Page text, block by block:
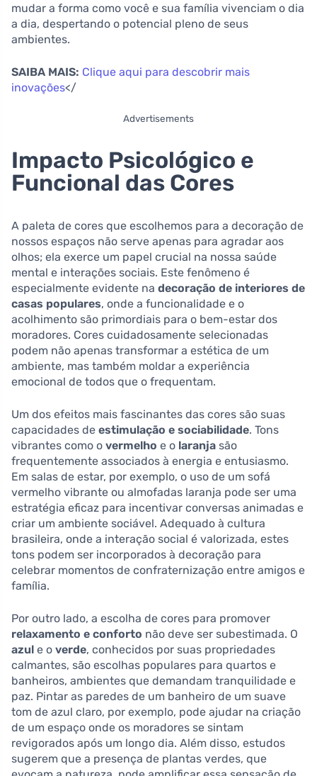
mudar a forma como você e sua família vivenciam o dia
a dia, despertando o potencial pleno de seus
ambientes.
SAIBA MAIS: Clique aqui para descobrir mais
inovações</
Advertisements
Impacto Psicológico e
Funcional das Cores
A paleta de cores que escolhemos para a decoração de
nossos espaços não serve apenas para agradar aos
olhos; ela exerce um papel crucial na nossa saúde
mental e interações sociais. Este fenômeno é
especialmente evidente na decoração de interiores de
casas populares, onde a funcionalidade e o
acolhimento são primordiais para o bem-estar dos
moradores. Cores cuidadosamente selecionadas
podem não apenas transformar a estética de um
ambiente, mas também moldar a experiência
emocional de todos que o frequentam.
Um dos efeitos mais fascinantes das cores são suas
capacidades de estimulação e sociabilidade. Tons
vibrantes como o vermelho e o laranja são
frequentemente associados à energia e entusiasmo.
Em salas de estar, por exemplo, o uso de um sofá
vermelho vibrante ou almofadas laranja pode ser uma
estratégia eficaz para incentivar conversas animadas e
criar um ambiente sociável. Adequado à cultura
brasileira, onde a interação social é valorizada, estes
tons podem ser incorporados à decoração para
celebrar momentos de confraternização entre amigos e
família.
Por outro lado, a escolha de cores para promover
relaxamento e conforto não deve ser subestimada. O
azul e o verde, conhecidos por suas propriedades
calmantes, são escolhas populares para quartos e
banheiros, ambientes que demandam tranquilidade e
paz. Pintar as paredes de um banheiro de um suave
tom de azul claro, por exemplo, pode ajudar na criação
de um espaço onde os moradores se sintam
revigorados após um longo dia. Além disso, estudos
sugerem que a presença de plantas verdes, que